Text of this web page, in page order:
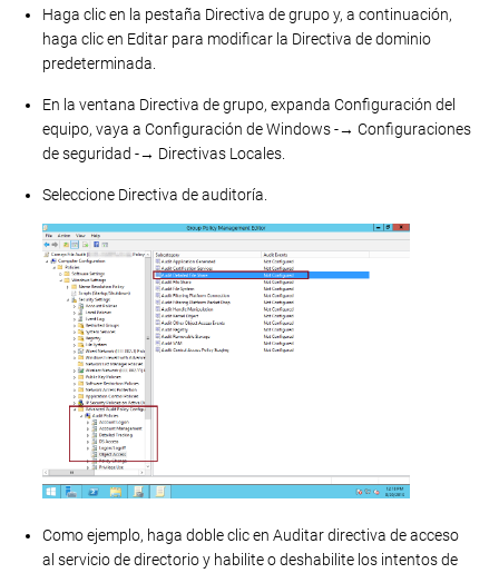
Haga clic en la pestaña Directiva de grupo y, a continuación,
haga clic en Editar para modificar la Directiva de dominio
predeterminada.
En la ventana Directiva de grupo, expanda Configuración del
equipo, vaya a Configuración de Windows -→ Configuraciones
de seguridad -→ Directivas Locales.
Seleccione Directiva de auditoría.
Como ejemplo, haga doble clic en Auditar directiva de acceso
al servicio de directorio y habilite o deshabilite los intentos de